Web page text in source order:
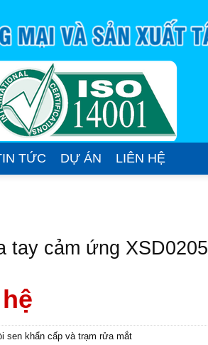
TỨC DỰ ÁN LIÊN HỆ
tay cảm ứng XSD0205
sen khẩn cấp và trạm rửa mắt